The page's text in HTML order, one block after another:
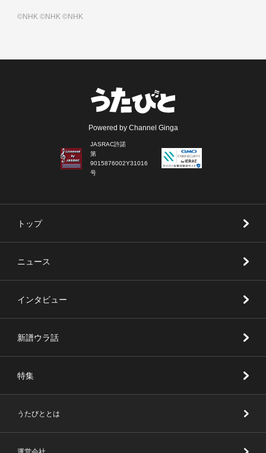
©NHK©NHK©NHK
Powered by Channel Ginga
JASRAC許諾
第
9015876002Y31016
号
トップ
ニュース
インタビュー
新譜ウラ話
特集
うたびととは